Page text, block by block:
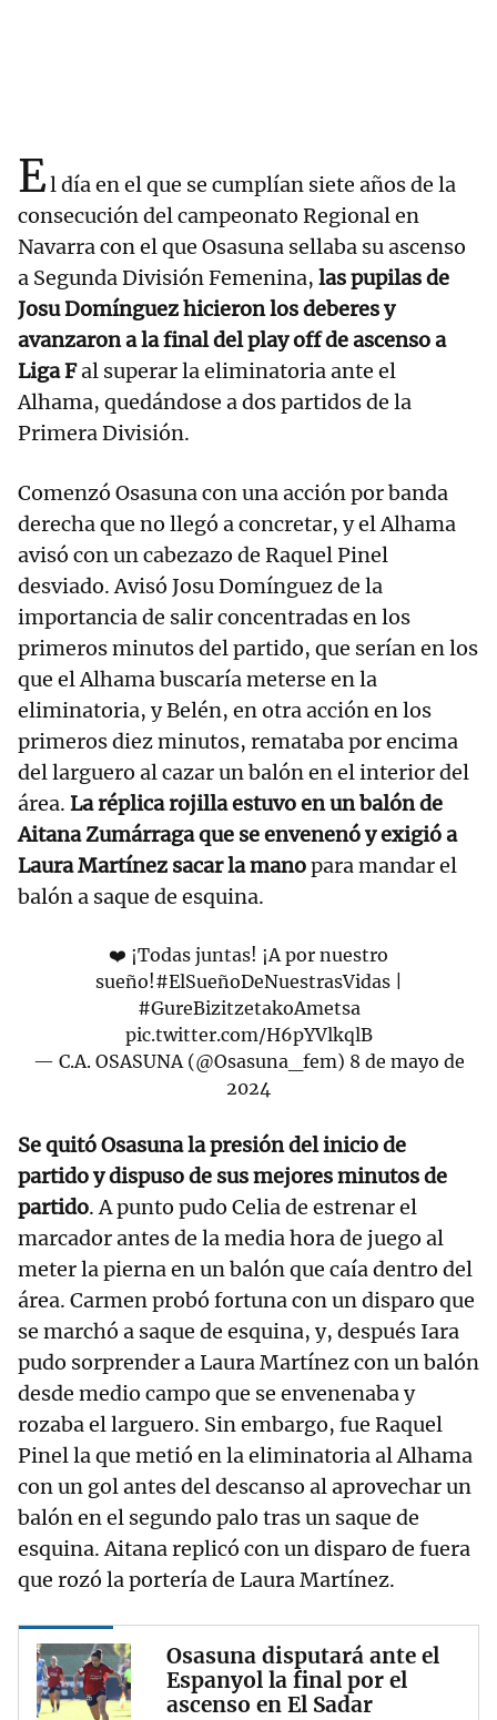
El día en el que se cumplían siete años de la
consecución del campeonato Regional en
Navarra con el que Osasuna sellaba su ascenso
a Segunda División Femenina, las pupilas de
Josu Domínguez hicieron los deberes y
avanzaron a la final del play off de ascenso a
Liga Fal superar la eliminatoria ante el
Alhama, quedándose a dos partidos de la
Primera División.
Comenzó Osasuna con una acción por banda
derecha que no llegó a concretar, y el Alhama
avisó con un cabezazo de Raquel Pinel
desviado. Avisó Josu Domínguez de la
importancia de salir concentradas en los
primeros minutos del partido, que serían en los
que el Alhama buscaría meterse en la
eliminatoria, y Belén, en otra acción en los
primeros diez minutos, remataba por encima
del larguero al cazar un balón en el interior del
área. La réplica rojilla estuvo en un balón de
Aitana Zumárraga que se envenenó y exigió a
Laura Martínez sacar la manopara mandar el
balón a saque de esquina.
❤️ ¡Todas juntas! ¡A por nuestro
sueño!#ElSueñoDeNuestrasVidas|
#GureBizitzetakoAmetsa
pic.twitter.com/H6pYVlkqlB
— C.A. OSASUNA (@Osasuna_fem) 8 de mayo de
2024
Se quitó Osasuna la presión del inicio de
partido y dispuso de sus mejores minutos de
partido. A punto pudo Celia de estrenar el
marcador antes de la media hora de juego al
meter la pierna en un balón que caía dentro del
área. Carmen probó fortuna con un disparo que
se marchó a saque de esquina, y, después Iara
pudo sorprender a Laura Martínez con un balón
desde medio campo que se envenenaba y
rozaba el larguero. Sin embargo, fue Raquel
Pinel la que metió en la eliminatoria al Alhama
con un gol antes del descanso al aprovechar un
balón en el segundo palo tras un saque de
esquina. Aitana replicó con un disparo de fuera
que rozó la portería de Laura Martínez.
Osasuna disputará ante el
Espanyol la final por el
ascenso en El Sadar